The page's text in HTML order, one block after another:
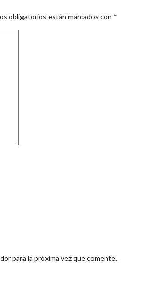
obligatorios están marcados con *
para la próxima vez que comente.